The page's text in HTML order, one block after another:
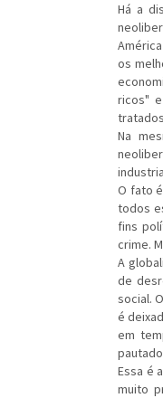
Há a
os
ricos"
Na
O fato
todos
fins
crime.
A
de
social.
é
em
Essa é
muito